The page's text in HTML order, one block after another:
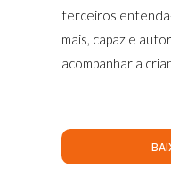
terceiros
mais, capaz e
acompanhar a